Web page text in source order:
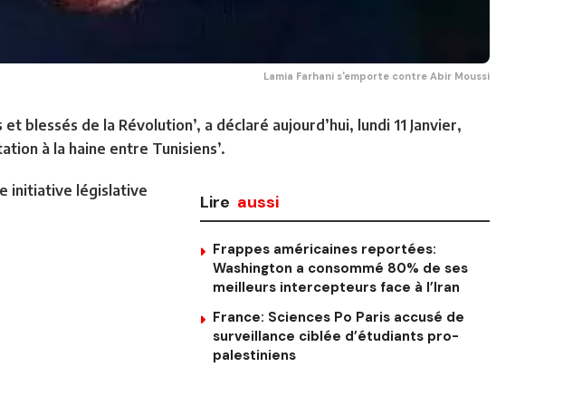
Lamia Farhani s'emporte contre Abir Moussi
blessés de la Révolution’, a déclaré aujourd’hui, lundi 11 Janvier,
à la haine entre Tunisiens’.
Lire aussi
Frappes américaines reportées:
Washington a consommé 80% de ses
meilleurs intercepteurs face à l’Iran
France: Sciences Po Paris accusé de
surveillance ciblée d’étudiants pro-
palestiniens
initiative législative